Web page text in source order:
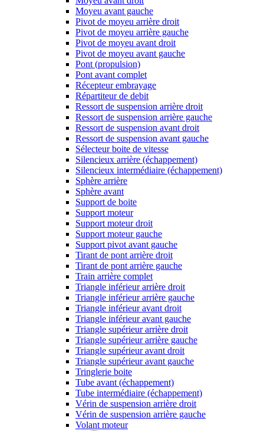
Moyeu avant gauche
Pivot de moyeu arrière droit
Pivot de moyeu arrière gauche
Pivot de moyeu avant droit
Pivot de moyeu avant gauche
Pont (propulsion)
Pont avant complet
Récepteur embrayage
Répartiteur de debit
Ressort de suspension arrière droit
Ressort de suspension arrière gauche
Ressort de suspension avant droit
Ressort de suspension avant gauche
Sélecteur boite de vitesse
Silencieux arrière (échappement)
Silencieux intermédiaire (échappement)
Sphère arrière
Sphère avant
Support de boite
Support moteur
Support moteur droit
Support moteur gauche
Support pivot avant gauche
Tirant de pont arrière droit
Tirant de pont arrière gauche
Train arrière complet
Triangle inférieur arrière droit
Triangle inférieur arrière gauche
Triangle inférieur avant droit
Triangle inférieur avant gauche
Triangle supérieur arrière droit
Triangle supérieur arrière gauche
Triangle supérieur avant droit
Triangle supérieur avant gauche
Tringlerie boite
Tube avant (échappement)
Tube intermédiaire (échappement)
Vérin de suspension arrière droit
Vérin de suspension arrière gauche
Volant moteur